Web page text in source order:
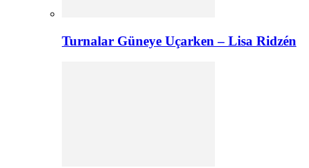
Turnalar Güneye Uçarken – Lisa Ridzén